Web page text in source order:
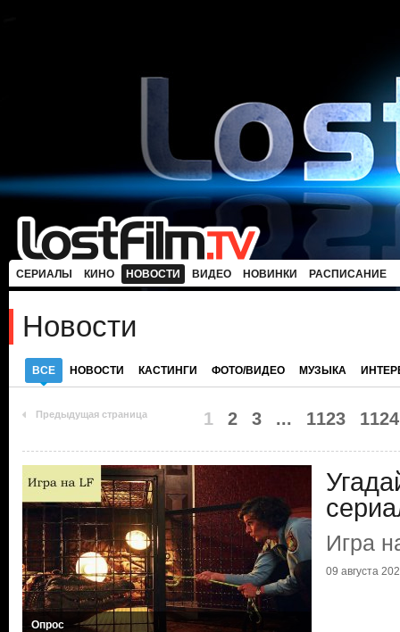
СЕРИАЛЫ КИНО НОВОСТИ ВИДЕО НОВИНКИ РАСПИСАНИЕ
Новости
ВСЕ НОВОСТИ КАСТИНГИ ФОТО/ВИДЕО МУЗЫКА
Предыдущая страница 1 2 3 ... 1123 1124
Опрос
Игра
09 августа